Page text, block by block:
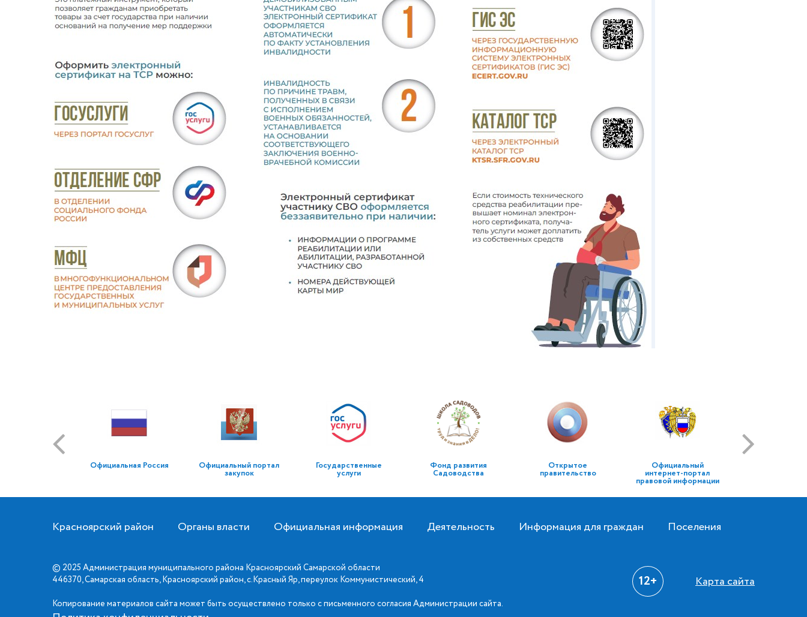
Официальная Россия Официальный портал
закупок
Государственные
услуги
Фонд развития
Садоводства
Открытое
правительство
Официальный
интернет-портал
правовой информации
Красноярский район Органы власти Официальная информация Деятельность Информация для граждан Поселения
© 2025 Администрация муниципального района Красноярский Самарской области
446370, Самарская область, Красноярский район, с.Красный Яр, переулок Коммунистический, 4
Копирование материалов сайта может быть осуществлено только с письменного согласия Администрации сайта.
12+ Карта сайта